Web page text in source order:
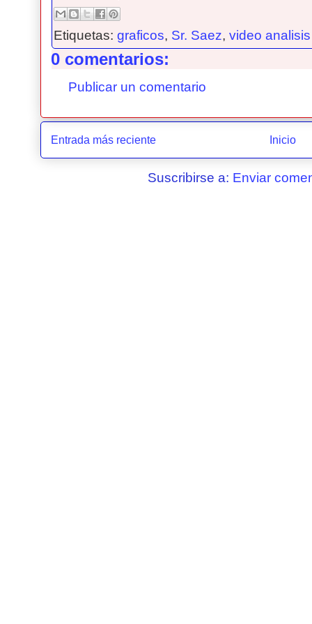
Etiquetas:graficos, Sr. Saez,video
0 comentarios:
Publicar un comentario
Entrada más reciente Inicio
Suscribirse a: Enviar